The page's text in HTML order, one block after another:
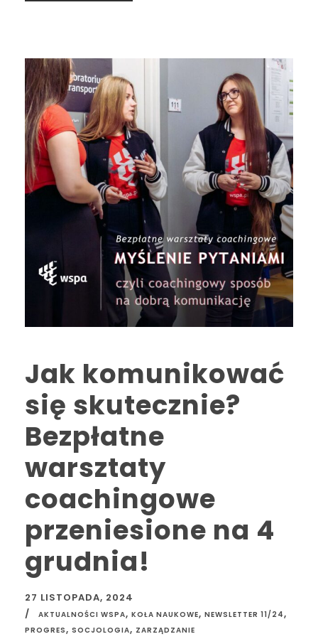
Jak komunikować
się skutecznie?
Bezpłatne
warsztaty
coachingowe
przeniesione na 4
grudnia!
27 LISTOPADA, 2024
AKTUALNOŚCI WSPA, KOŁA NAUKOWE, NEWSLETTER 11/24,
PROGRES, SOCJOLOGIA, ZARZĄDZANIE